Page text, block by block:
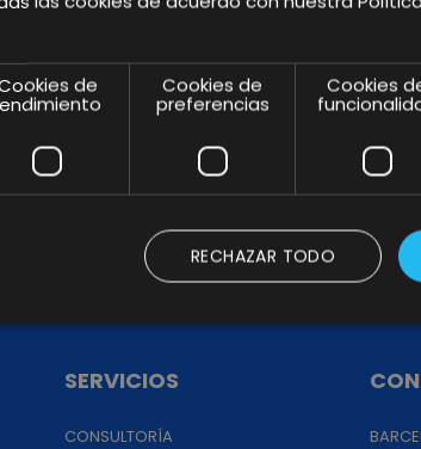
insights
SERVICIOS
CONSULTORÍA
de Cookies de
preferencias
Cookies
RECHAZAR TODO